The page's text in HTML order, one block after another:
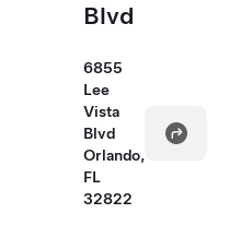
Blvd
6855
Lee
Vista
Blvd
Orlando,
FL
32822